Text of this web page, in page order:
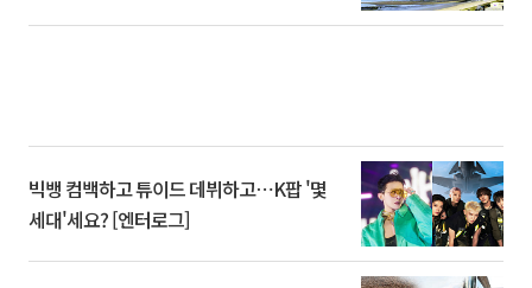
빅뱅 컴백하고 튜이드 데뷔하고⋯K팝 '몇
세대'세요? [엔터로그]